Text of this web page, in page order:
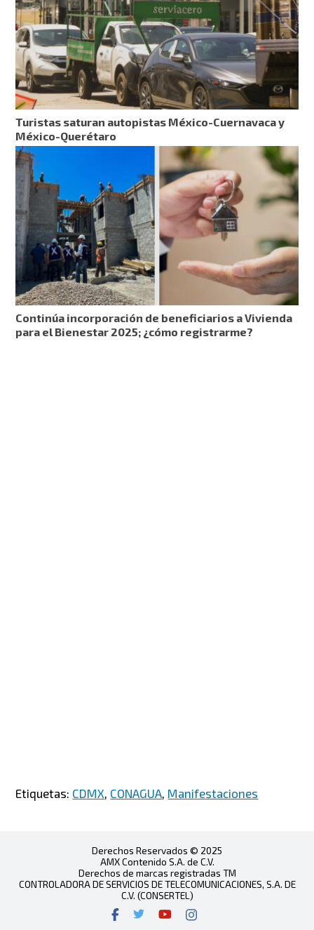
Turistas saturan autopistas México-Cuernavaca y
México-Querétaro
Continúa incorporación de beneficiarios a Vivienda
para el Bienestar 2025; ¿cómo registrarme?
Etiquetas: CDMX, CONAGUA, Manifestaciones
Derechos Reservados © 2025
AMX Contenido S.A. de C.V.
Derechos de marcas registradas TM
CONTROLADORA DE SERVICIOS DE TELECOMUNICACIONES, S.A. DE
C.V. (CONSERTEL)